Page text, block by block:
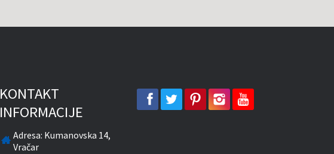
KONTAKT
INFORMACIJE
Adresa: Kumanovska 14,
Vračar
facebooktwitter pinterestinstagramyoutube